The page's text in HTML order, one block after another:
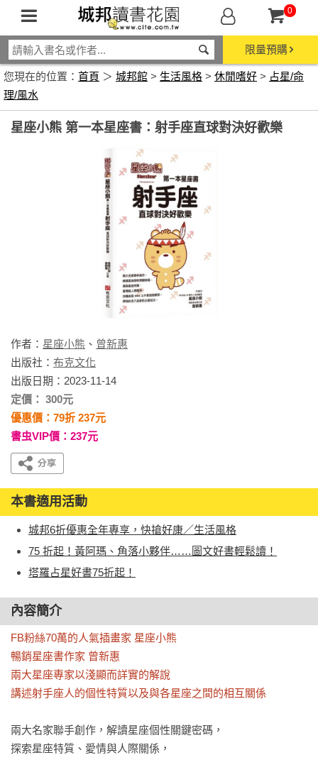
0
限量預購
您現在的位置： 首頁 ＞ 城邦館 > 生活風格 > 休閒嗜好 > 占星/命
理/風水
星座小熊 第一本星座書：射手座直球對決好歡樂
作者： 星座小熊 、 曾新惠
出版社： 布克文化
出版日期：2023-11-14
定價： 300元
優惠價：79折 237元
書虫VIP價：237元
本書適用活動
城邦6折優惠全年專享，快搶好康／生活風格
75 折起！黃阿瑪、角落小夥伴……圖文好書輕鬆讀！
塔羅占星好書75折起！
內容簡介
FB粉絲70萬的人氣插畫家 星座小熊
暢銷星座書作家 曾新惠
兩大星座專家以淺顯而詳實的解說
講述射手座人的個性特質以及與各星座之間的相互關係
兩大名家聯手創作，解讀星座個性關鍵密碼，
探索星座特質、愛情與人際關係，